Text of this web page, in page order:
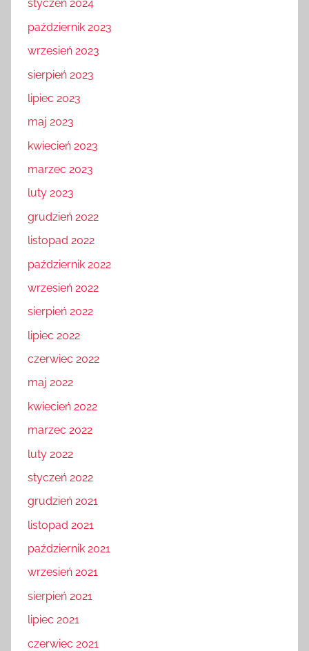
styczeń 2024
październik 2023
wrzesień 2023
sierpień 2023
lipiec 2023
maj 2023
kwiecień 2023
marzec 2023
luty 2023
grudzień 2022
listopad 2022
październik 2022
wrzesień 2022
sierpień 2022
lipiec 2022
czerwiec 2022
maj 2022
kwiecień 2022
marzec 2022
luty 2022
styczeń 2022
grudzień 2021
listopad 2021
październik 2021
wrzesień 2021
sierpień 2021
lipiec 2021
czerwiec 2021